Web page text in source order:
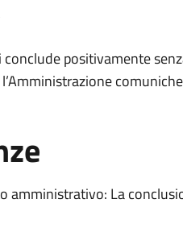
positivamente
amministrativo: La